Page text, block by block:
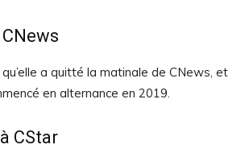
a quitté la matinale de CNews, et
en alternance en 2019.
CStar